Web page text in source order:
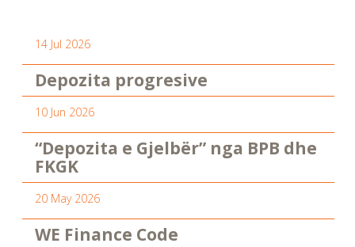
14 Jul 2026
Depozita progresive
10 Jun 2026
“Depozita e Gjelbër” nga BPB dhe
FKGK
20 May 2026
WE Finance Code